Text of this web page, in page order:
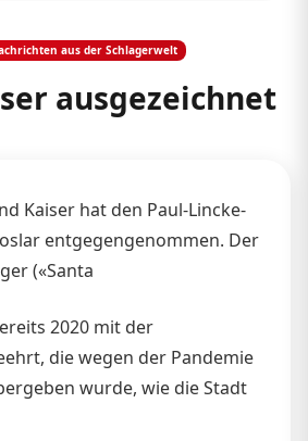
aus der Schlagerwelt
ausgezeichnet
Kaiser hat den Paul-Lincke-
entgegengenommen. Der
(«Santa
2020 mit der
die wegen der Pandemie
wurde, wie die Stadt